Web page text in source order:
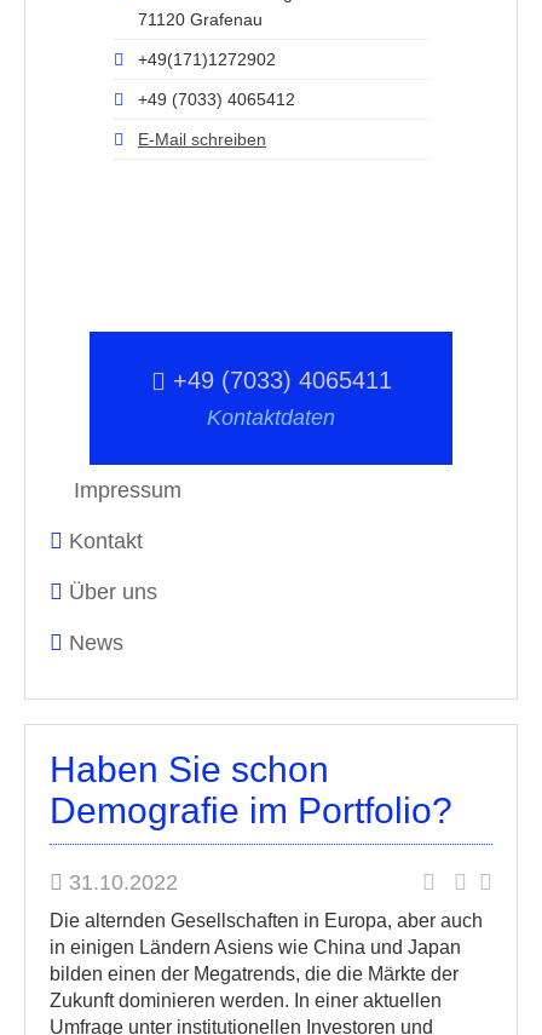
71120 Grafenau
+49(171)1272902
+49 (7033) 4065412
E-Mail schreiben
+49 (7033) 4065411
Kontaktdaten
Impressum
Kontakt
Über uns
News
Haben Sie schon
Demografie im Portfolio?
31.10.2022
Die alternden Gesellschaften in Europa, aber auch
in einigen Ländern Asiens wie China und Japan
bilden einen der Megatrends, die die Märkte der
Zukunft dominieren werden. In einer aktuellen
Umfrage unter institutionellen Investoren und